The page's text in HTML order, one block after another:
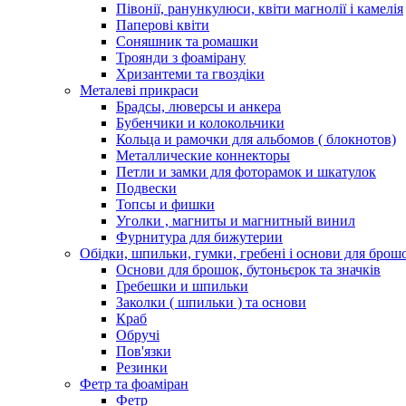
Півонії, ранункулюси, квіти магнолії і камелія
Паперові квіти
Соняшник та ромашки
Троянди з фоамірану
Хризантеми та гвоздіки
Металеві прикраси
Брадсы, люверсы и анкера
Бубенчики и колокольчики
Кольца и рамочки для альбомов ( блокнотов)
Металлические коннекторы
Петли и замки для фоторамок и шкатулок
Подвески
Топсы и фишки
Уголки , магниты и магнитный винил
Фурнитура для бижутерии
Обідки, шпильки, гумки, гребені і основи для
Основи для брошок, бутоньєрок та значків
Гребешки и шпильки
Заколки ( шпильки ) та основи
Краб
Обручі
Пов'язки
Резинки
Фетр та фоаміран
Фетр